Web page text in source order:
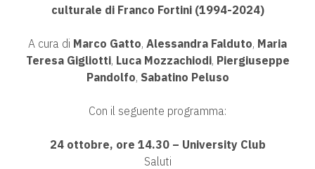
culturale di Franco Fortini (1994-2024)
A cura di Marco Gatto, Alessandra Falduto, Maria
Teresa Gigliotti, Luca Mozzachiodi, Piergiuseppe
Pandolfo, Sabatino Peluso
Con il seguente programma:
24 ottobre, ore 14.30 – University Club
Saluti